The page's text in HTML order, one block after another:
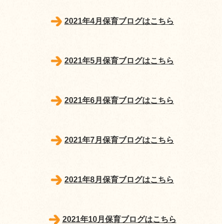
2021年4月保育ブログはこちら
2021年5月保育ブログはこちら
2021年6月保育ブログはこちら
2021年7月保育ブログはこちら
2021年8月保育ブログはこちら
2021年10月保育ブログはこちら